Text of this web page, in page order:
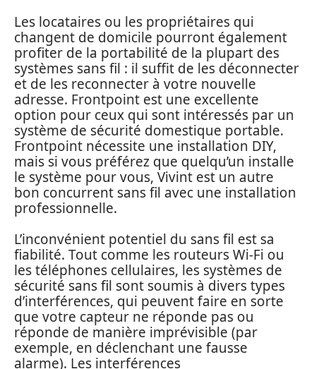
Les locataires ou les propriétaires qui
changent de domicile pourront également
profiter de la portabilité de la plupart des
systèmes sans fil : il suffit de les déconnecter
et de les reconnecter à votre nouvelle
adresse. Frontpoint est une excellente
option pour ceux qui sont intéressés par un
système de sécurité domestique portable.
Frontpoint nécessite une installation DIY,
mais si vous préférez que quelqu’un installe
le système pour vous, Vivint est un autre
bon concurrent sans fil avec une installation
professionnelle.
L’inconvénient potentiel du sans fil est sa
fiabilité. Tout comme les routeurs Wi-Fi ou
les téléphones cellulaires, les systèmes de
sécurité sans fil sont soumis à divers types
d’interférences, qui peuvent faire en sorte
que votre capteur ne réponde pas ou
réponde de manière imprévisible (par
exemple, en déclenchant une fausse
alarme). Les interférences